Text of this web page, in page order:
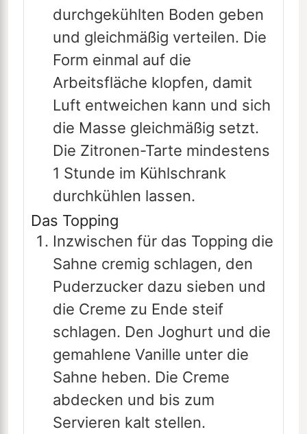
durchgekühlten Boden geben
und gleichmäßig verteilen. Die
Form einmal auf die
Arbeitsfläche klopfen, damit
Luft entweichen kann und sich
die Masse gleichmäßig setzt.
Die Zitronen-Tarte mindestens
1 Stunde im Kühlschrank
durchkühlen lassen.
Das Topping
Inzwischen für das Topping die
Sahne cremig schlagen, den
Puderzucker dazu sieben und
die Creme zu Ende steif
schlagen. Den Joghurt und die
gemahlene Vanille unter die
Sahne heben. Die Creme
abdecken und bis zum
Servieren kalt stellen.